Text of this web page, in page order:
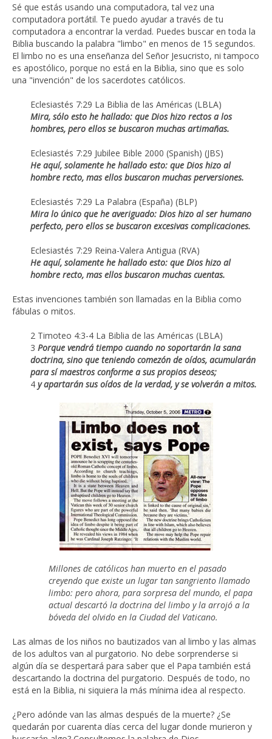
Sé que estás usando una computadora, tal vez una
computadora portátil. Te puedo ayudar a través de tu
computadora a encontrar la verdad. Puedes buscar en toda la
Biblia buscando la palabra "limbo" en menos de 15 segundos.
El limbo no es una enseñanza del Señor Jesucristo, ni tampoco
es apostólico, porque no está en la Biblia, sino que es solo
una "invención" de los sacerdotes católicos.
Eclesiastés 7:29 La Biblia de las Américas (LBLA)
Mira, sólo esto he hallado: que Dios hizo rectos a los
hombres, pero ellos se buscaron muchas artimañas.
Eclesiastés 7:29 Jubilee Bible 2000 (Spanish) (JBS)
He aquí, solamente he hallado esto: que Dios hizo al
hombre recto, mas ellos buscaron muchas perversiones.
Eclesiastés 7:29 La Palabra (España) (BLP)
Mira lo único que he averiguado: Dios hizo al ser humano
perfecto, pero ellos se buscaron excesivas complicaciones.
Eclesiastés 7:29 Reina-Valera Antigua (RVA)
He aquí, solamente he hallado esto: que Dios hizo al
hombre recto, mas ellos buscaron muchas cuentas.
Estas invenciones también son llamadas en la Biblia como
fábulas o mitos.
2 Timoteo 4:3-4 La Biblia de las Américas (LBLA)
3 Porque vendrá tiempo cuando no soportarán la sana
doctrina, sino que teniendo comezón de oídos, acumularán
para sí maestros conforme a sus propios deseos;
4 y apartarán sus oídos de la verdad, y se volverán a mitos.
Millones de católicos han muerto en el pasado
creyendo que existe un lugar tan sangriento llamado
limbo: pero ahora, para sorpresa del mundo, el papa
actual descartó la doctrina del limbo y la arrojó a la
bóveda del olvido en la Ciudad del Vaticano.
Las almas de los niños no bautizados van al limbo y las almas
de los adultos van al purgatorio. No debe sorprenderse si
algún día se despertará para saber que el Papa también está
descartando la doctrina del purgatorio. Después de todo, no
está en la Biblia, ni siquiera la más mínima idea al respecto.
¿Pero adónde van las almas después de la muerte? ¿Se
quedarán por cuarenta días cerca del lugar donde murieron y